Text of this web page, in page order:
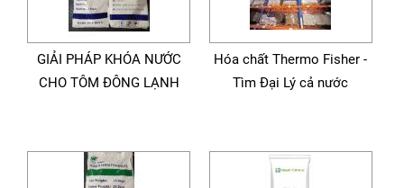
GIẢI PHÁP KHÓA NƯỚC
CHO TÔM ĐÔNG LẠNH
Hóa chất Thermo Fisher -
Tìm Đại Lý cả nước